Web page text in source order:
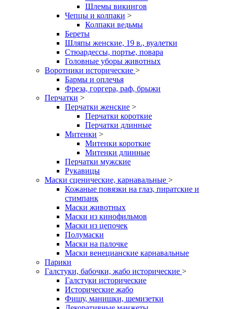
Шлемы викингов
Чепцы и колпаки >
Колпаки ведьмы
Береты
Шляпы женские, 19 в., вуалетки
Стюардессы, портье, повара
Головные уборы животных
Воротники исторические >
Бармы и оплечья
Фреза, горгера, раф, брыжи
Перчатки >
Перчатки женские >
Перчатки короткие
Перчатки длинные
Митенки >
Митенки короткие
Митенки длинные
Перчатки мужские
Рукавицы
Маски сценические, карнавальные >
Кожаные повязки на глаз, пиратские и
стимпанк
Маски животных
Маски из кинофильмов
Маски из цепочек
Полумаски
Маски на палочке
Маски венецианские карнавальные
Парики
Галстуки, бабочки, жабо исторические >
Галстуки исторические
Исторические жабо
Фишу, манишки, шемизетки